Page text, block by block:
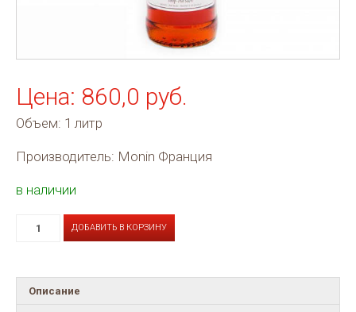
Цена: 860,0 руб.
Объем: 1 литр
Производитель: Monin Франция
в наличии
ДОБАВИТЬ В КОРЗИНУ
Описание